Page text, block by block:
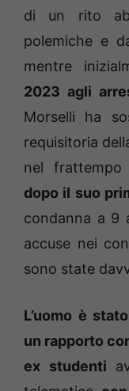
di un rito
polemiche e
mentre
2023 agli
Morselli ha
requisitoria
nel frattempo
dopo il suo
condanna a 9
accuse nei
sono state
L’uomo è
un rapporto
ex studenti